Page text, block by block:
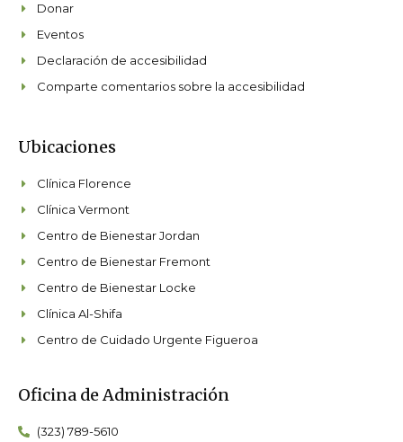
Donar
Eventos
Declaración de accesibilidad
Comparte comentarios sobre la accesibilidad
Ubicaciones
Clínica Florence
Clínica Vermont
Centro de Bienestar Jordan
Centro de Bienestar Fremont
Centro de Bienestar Locke
Clínica Al-Shifa
Centro de Cuidado Urgente Figueroa
Oficina de Administración
(323) 789-5610